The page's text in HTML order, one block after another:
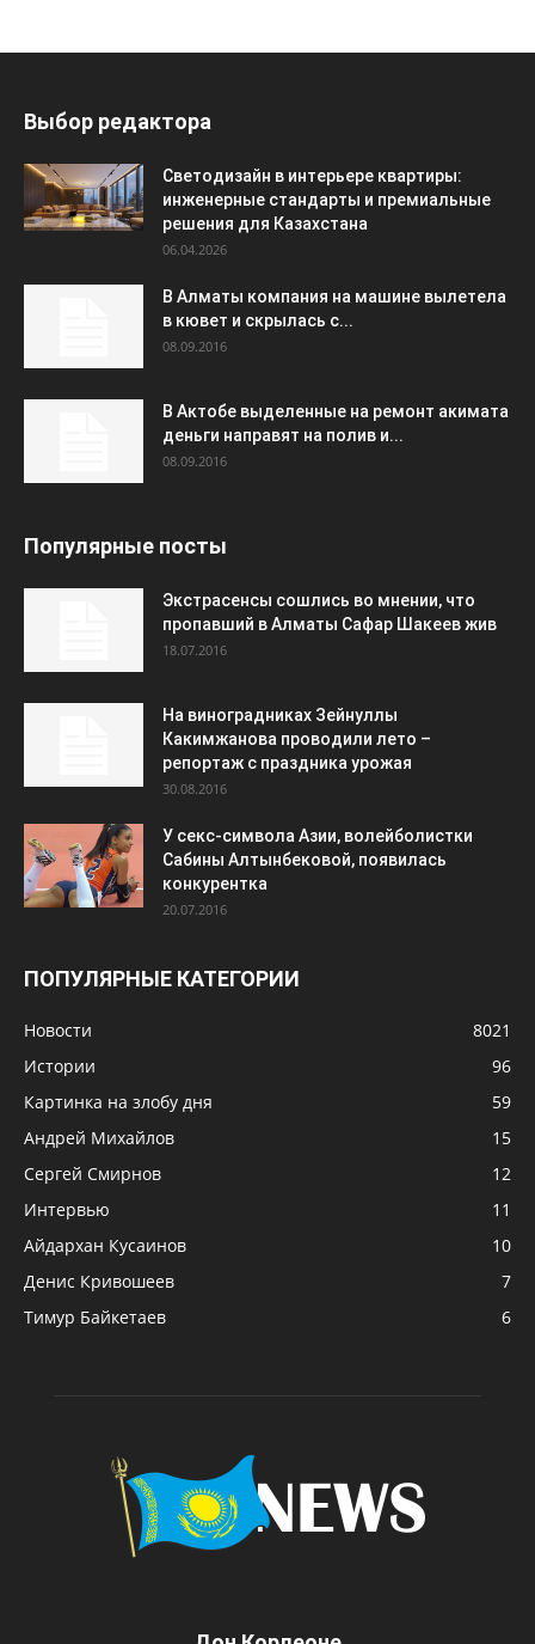
Выбор редактора
Светодизайн в интерьере квартиры:
инженерные стандарты и премиальные
решения для Казахстана
06.04.2026
В Алматы компания на машине вылетела
в кювет и скрылась с...
08.09.2016
В Актобе выделенные на ремонт акимата
деньги направят на полив и...
08.09.2016
Популярные посты
Экстрасенсы сошлись во мнении, что
пропавший в Алматы Сафар Шакеев жив
18.07.2016
На виноградниках Зейнуллы
Какимжанова проводили лето –
репортаж с праздника урожая
30.08.2016
У секс-символа Азии, волейболистки
Сабины Алтынбековой, появилась
конкурентка
20.07.2016
ПОПУЛЯРНЫЕ КАТЕГОРИИ
Новости
8021
Истории
96
Картинка на злобу дня
59
Андрей Михайлов
15
Сергей Смирнов
12
Интервью
11
Айдархан Кусаинов
10
Денис Кривошеев
7
Тимур Байкетаев
6